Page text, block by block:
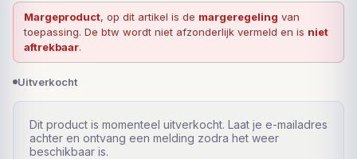
Margeproduct, op dit artikel is de margeregeling van
toepassing. De btw wordt niet afzonderlijk vermeld en is niet
aftrekbaar.
Uitverkocht
Dit product is momenteel uitverkocht. Laat je e-mailadres
achter en ontvang een melding zodra het weer
beschikbaar is.